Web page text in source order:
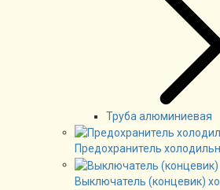
Труба алюминиевая
Предохранитель
Выключатель (концевик)